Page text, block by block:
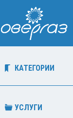
КАТЕГОРИИ
УСЛУГИ